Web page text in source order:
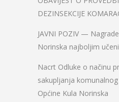
DEZINSEKCIJE
JAVNI POZIV —
Norinska najboljim
Nacrt Odluke o načinu
sakupljanja
Općine Kula Norinska